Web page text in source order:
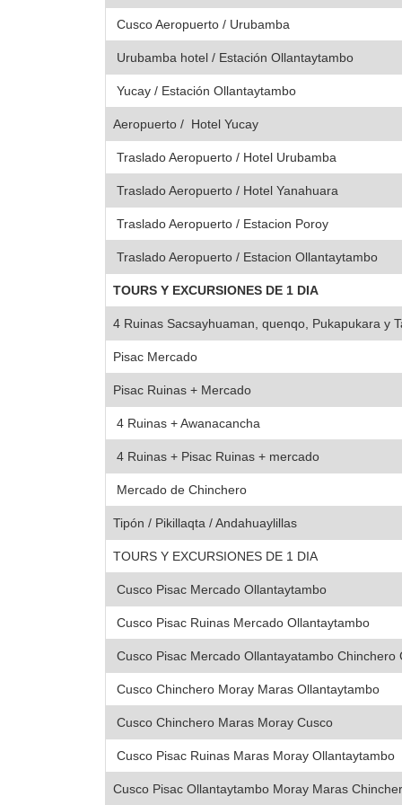
Cusco Aeropuerto / Urubamba
Urubamba hotel / Estación Ollantaytambo
Yucay / Estación Ollantaytambo
Aeropuerto / Hotel Yucay
Traslado Aeropuerto / Hotel Urubamba
Traslado Aeropuerto / Hotel Yanahuara
Traslado Aeropuerto / Estacion Poroy
Traslado Aeropuerto / Estacion Ollantaytambo
TOURS Y EXCURSIONES DE 1 DIA
4 Ruinas Sacsayhuaman, quenqo, Pukapukara y
Pisac Mercado
Pisac Ruinas + Mercado
4 Ruinas + Awanacancha
4 Ruinas + Pisac Ruinas + mercado
Mercado de Chinchero
Tipón / Pikillaqta / Andahuaylillas
TOURS Y EXCURSIONES DE 1 DIA
Cusco Pisac Mercado Ollantaytambo
Cusco Pisac Ruinas Mercado Ollantaytambo
Cusco Pisac Mercado Ollantayatambo Chinchero
Cusco Chinchero Moray Maras Ollantaytambo
Cusco Chinchero Maras Moray Cusco
Cusco Pisac Ruinas Maras Moray Ollantaytambo
Cusco Pisac Ollantaytambo Moray Maras